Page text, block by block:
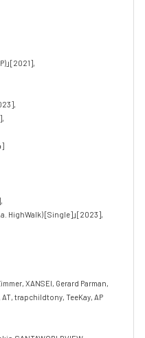
」[2021],
HighWalk) [Single]」[2023],
XANSEI, Gerard Parman,
trapchildtony, TeeKay, AP